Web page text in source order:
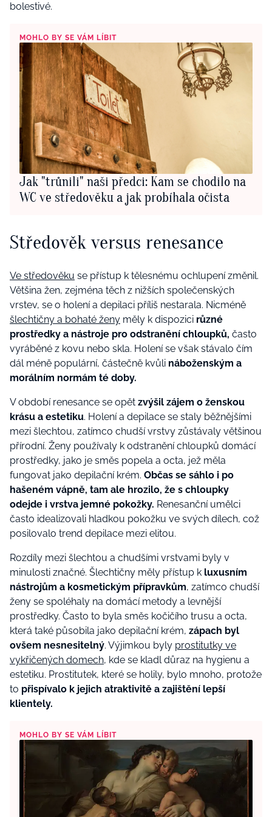
bolestivé.
MOHLO BY SE VÁM LÍBIT
Jak "trůnili" naši předci: Kam se chodilo na
WC ve středověku a jak probíhala očista
Středověk versus renesance
Ve středověku se přístup k tělesnému ochlupení změnil.
Většina žen, zejména těch z nižších společenských
vrstev, se o holení a depilaci příliš nestarala. Nicméně
šlechtičny a bohaté ženy měly k dispozici různé
prostředky a nástroje pro odstranění chloupků, často
vyráběné z kovu nebo skla. Holení se však stávalo čím
dál méně populární, částečně kvůli náboženským a
morálním normám té doby.
V období renesance se opět zvýšil zájem o ženskou
krásu a estetiku. Holení a depilace se staly běžnějšími
mezi šlechtou, zatímco chudší vrstvy zůstávaly většinou
přírodní. Ženy používaly k odstranění chloupků domácí
prostředky, jako je směs popela a octa, jež měla
fungovat jako depilační krém. Občas se sáhlo i po
hašeném vápně, tam ale hrozilo, že s chloupky
odejde i vrstva jemné pokožky. Renesanční umělci
často idealizovali hladkou pokožku ve svých dílech, což
posilovalo trend depilace mezi elitou.
Rozdíly mezi šlechtou a chudšími vrstvami byly v
minulosti značné. Šlechtičny měly přístup k luxusním
nástrojům a kosmetickým přípravkům, zatímco chudší
ženy se spoléhaly na domácí metody a levnější
prostředky. Často to byla směs kočičího trusu a octa,
která také působila jako depilační krém, zápach byl
ovšem nesnesitelný. Výjimkou byly prostitutky ve
vykřičených domech, kde se kladl důraz na hygienu a
estetiku. Prostitutek, které se holily, bylo mnoho, protože
to přispívalo k jejich atraktivitě a zajištění lepší
klientely.
MOHLO BY SE VÁM LÍBIT